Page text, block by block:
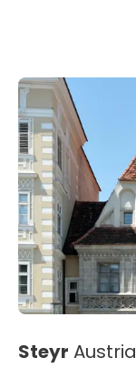
Steyr Austria